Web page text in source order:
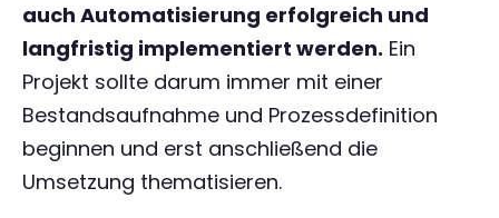
auch Automatisierung erfolgreich und
langfristig implementiert werden. Ein
Projekt sollte darum immer mit einer
Bestandsaufnahme und Prozessdefinition
beginnen und erst anschließend die
Umsetzung thematisieren.